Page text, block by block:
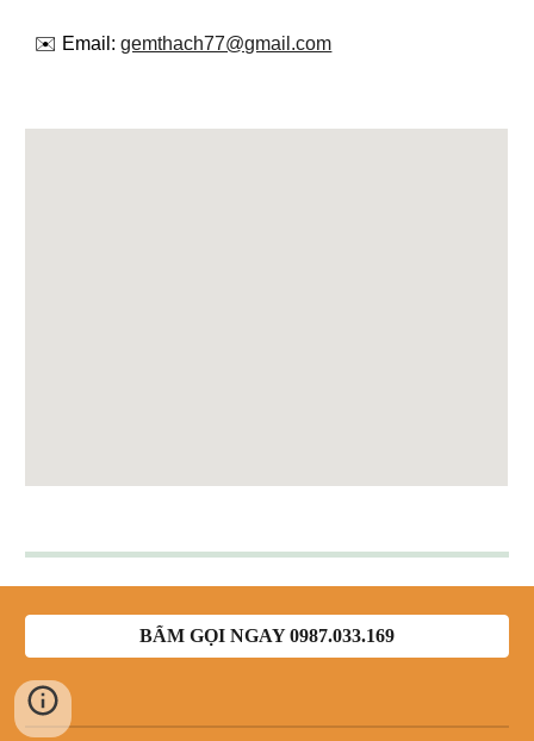
✉️ Email:gemthach77@gmail.com
BẤM GỌI NGAY 0987.033.169